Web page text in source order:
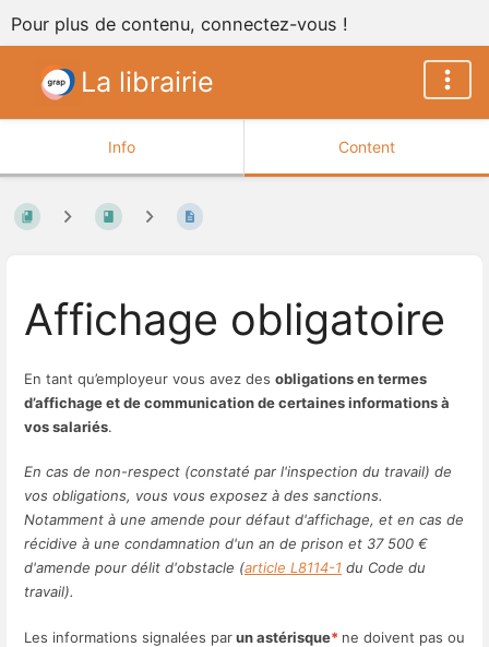
Pour plus de contenu, connectez-vous !
La librairie
Info Content
Affichage obligatoire
En tant qu’employeur vous avez des obligations en termes
d’affichage et de communication de certaines informations à
vos salariés.
En cas de non-respect (constaté par l'inspection du travail) de
vos obligations, vous vous exposez à des sanctions.
Notamment à une amende pour défaut d'affichage, et en cas de
récidive à une condamnation d'un an de prison et 37 500 €
d'amende pour délit d'obstacle (article L8114-1 du Code du
travail).
Les informations signalées parun astérisque* ne doivent pas ou